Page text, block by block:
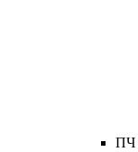
ПЧ